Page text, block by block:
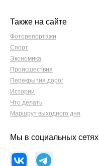
Также на сайте
Фоторепортажи
Спорт
Экономика
Происшествия
Перекрытия дорог
Истории
Что делать
Маршрут выходного дня
Мы в социальных сетях